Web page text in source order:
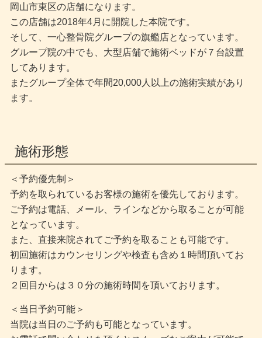
岡山市東区の店舗になります。
この店舗は2018年4月に開院した本院です。
そして、一心整骨院グループの旗艦店となっています。
グループ院の中でも、大型店舗で施術ベッドが７台設置
してあります。
またグループ全体で年間20,000人以上の施術実績があり
ます。
施術形態
＜予約優先制＞
予約を取られているお客様の施術を優先しております。
ご予約は電話、メール、ラインなどから取ることが可能
となっています。
また、直接来院されてご予約を取ることも可能です。
初回施術はカウンセリングや検査も含め１時間頂いてお
ります。
２回目からは３０分の施術時間を頂いております。
＜当日予約可能＞
当院は当日のご予約も可能となっています。